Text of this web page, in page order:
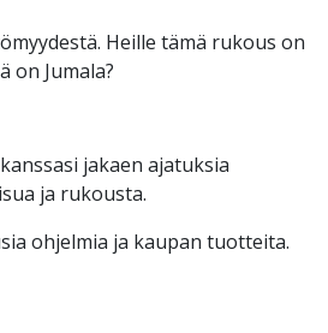
Heille tämä rukous on
on Jumala?
jakaen ajatuksia
ja rukousta.
ohjelmia ja kaupan tuotteita.